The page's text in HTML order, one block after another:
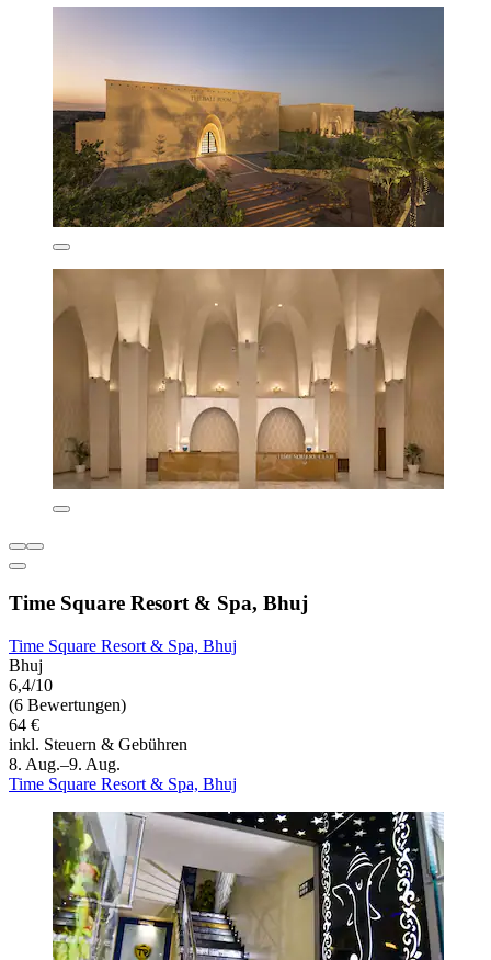
Time Square Resort & Spa, Bhuj
Time Square Resort & Spa, Bhuj
Bhuj
6,4/10
(6 Bewertungen)
64 €
inkl. Steuern & Gebühren
8. Aug.–9. Aug.
Time Square Resort & Spa, Bhuj